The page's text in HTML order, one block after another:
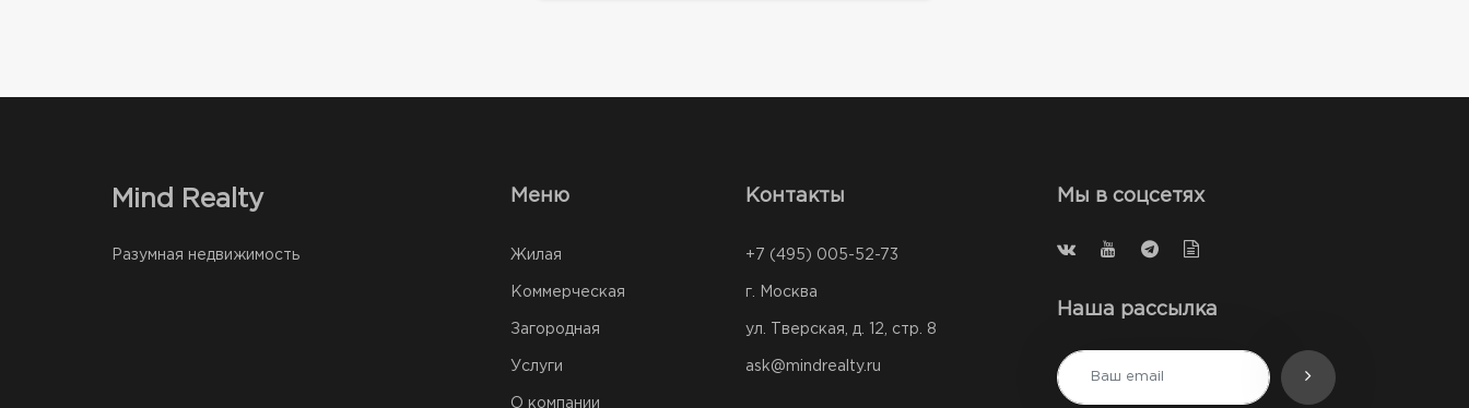
Mind Realty
Разумная недвижимость
Меню
Жилая
Коммерческая
Загородная
Услуги
О компании
Контакты
+7 (495) 005-52-73
г. Москва
ул. Тверская, д. 12, стр. 8
ask@mindrealty.ru
Мы в соцсетях
Наша рассылка